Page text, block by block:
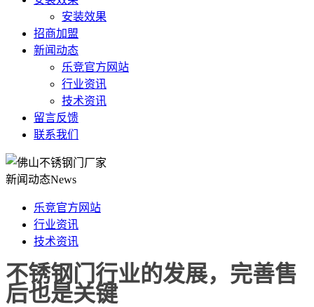
安装效果
招商加盟
新闻动态
乐竞官方网站
行业资讯
技术资讯
留言反馈
联系我们
新闻动态News
乐竞官方网站
行业资讯
技术资讯
不锈钢门行业的发展，完善售
后也是关键